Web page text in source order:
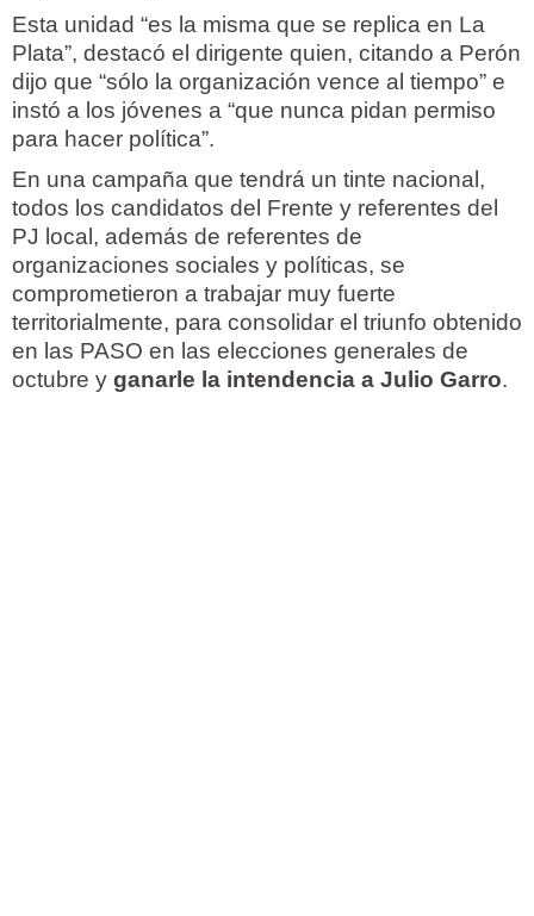
Esta unidad “es la misma que se replica en La
Plata”, destacó el dirigente quien, citando a Perón
dijo que “sólo la organización vence al tiempo” e
instó a los jóvenes a “que nunca pidan permiso
para hacer política”.
En una campaña que tendrá un tinte nacional,
todos los candidatos del Frente y referentes del
PJ local, además de referentes de
organizaciones sociales y políticas, se
comprometieron a trabajar muy fuerte
territorialmente, para consolidar el triunfo obtenido
en las PASO en las elecciones generales de
octubre y ganarle la intendencia a Julio Garro.